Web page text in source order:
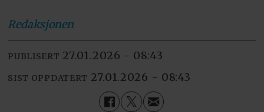
Redaksjonen
PUBLISERT 27.01.2026 - 08:43
SIST OPPDATERT 27.01.2026 - 08:43